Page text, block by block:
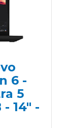
6 -
5
- 14" -